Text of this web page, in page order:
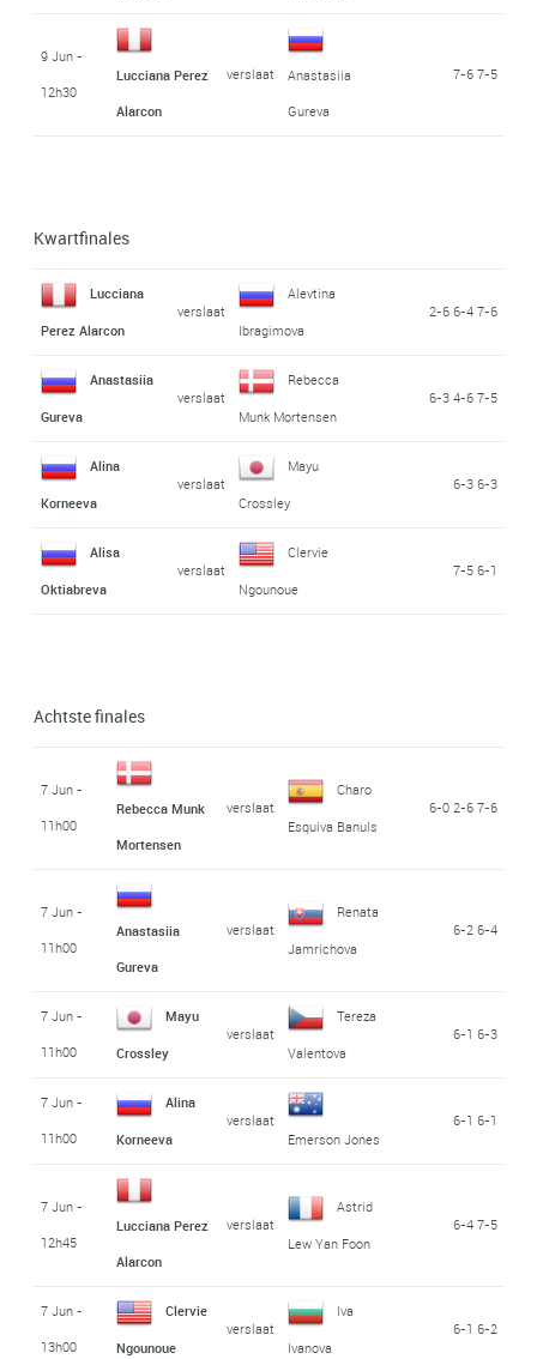
9 Jun -
12h30
Lucciana Perez
Alarcon
verslaat
Anastasiia
Gureva
7-6 7-5
Kwartfinales
Lucciana
Perez Alarcon
verslaat
Alevtina
Ibragimova
2-6 6-4 7-6
Anastasiia
Gureva
verslaat
Rebecca
Munk Mortensen
6-3 4-6 7-5
Alina
Korneeva
verslaat
Mayu
Crossley
6-3 6-3
Alisa
Oktiabreva
verslaat
Clervie
Ngounoue
7-5 6-1
Achtste finales
7 Jun -
11h00
Rebecca Munk
Mortensen
verslaat
Charo
Esquiva Banuls
6-0 2-6 7-6
7 Jun -
11h00
Anastasiia
Gureva
verslaat
Renata
Jamrichova
6-2 6-4
7 Jun -
11h00
Mayu
Crossley
verslaat
Tereza
Valentova
6-1 6-3
7 Jun -
11h00
Alina
Korneeva
verslaat
Emerson Jones
6-1 6-1
7 Jun -
12h45
Lucciana Perez
Alarcon
verslaat
Astrid
Lew Yan Foon
6-4 7-5
7 Jun -
13h00
Clervie
Ngounoue
verslaat
Iva
Ivanova
6-1 6-2